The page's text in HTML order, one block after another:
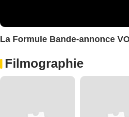
La Formule Bande-annonce
Filmographie